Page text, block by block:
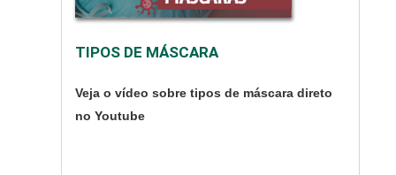
TIPOS DE MÁSCARA
Veja o vídeo sobre tipos de máscara direto
no Youtube